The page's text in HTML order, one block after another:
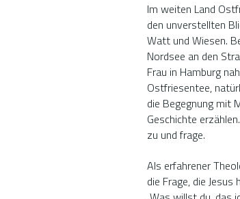
Im weiten Land
den unverstellten
Watt und Wiesen.
Nordsee an den
Frau in Hamburg
Ostfriesentee,
die Begegnung mit
Geschichte
zu und frage.
Als erfahrener
die Frage, die